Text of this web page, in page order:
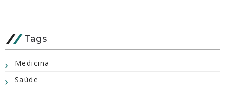
Tags
Medicina
Saúde